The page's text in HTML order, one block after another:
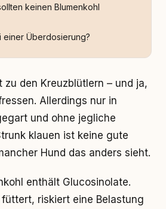
keinen Blumenkohl
einer Überdosierung?
zu den Kreuzblütlern – und ja,
Allerdings nur in
und ohne jegliche
klauen ist keine gute
Hund das anders sieht.
enthält Glucosinolate.
riskiert eine Belastung